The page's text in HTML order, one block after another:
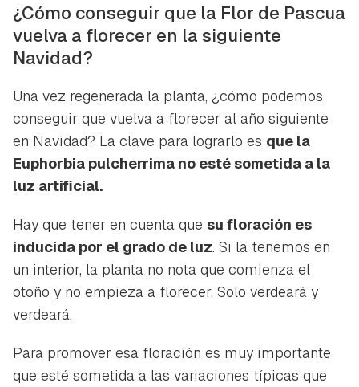
¿Cómo conseguir que la Flor de Pascua
vuelva a florecer en la siguiente
Navidad?
Una vez regenerada la planta, ¿cómo podemos
conseguir que vuelva a florecer al año siguiente
en Navidad? La clave para lograrlo es que la
Euphorbia pulcherrima no esté sometida a la
luz artificial.
Hay que tener en cuenta que su floración es
inducida por el grado de luz. Si la tenemos en
un interior, la planta no nota que comienza el
otoño y no empieza a florecer. Solo verdeará y
verdeará.
Para promover esa floración es muy importante
que esté sometida a las variaciones típicas que